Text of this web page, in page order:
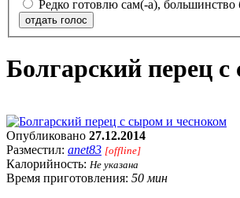
Редко готовлю сам(-а),
отдать голос
Болгарский перец
Опубликовано 27.12.2014
Разместил: anet83 [offline]
Калорийность: Не указана
Время приготовления: 50 мин